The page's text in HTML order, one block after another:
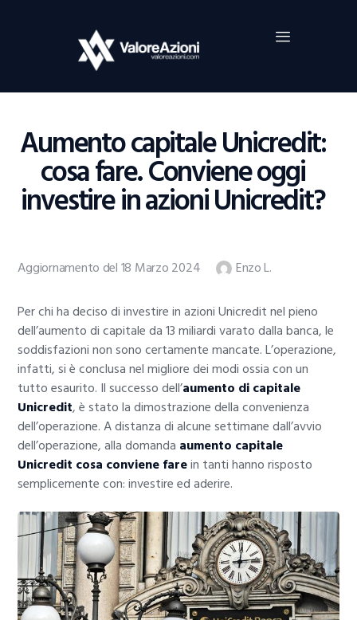
Aumento capitale Unicredit:
cosa fare. Conviene oggi
investire in azioni Unicredit?
Home
Investimenti
Borsa
Guide Al Trading
Criptovalute
Aggiornamento del 18 Marzo 2024 Enzo L.
Per chi ha deciso di investire in azioni Unicredit nel pieno
dell’aumento di capitale da 13 miliardi varato dalla banca, le
soddisfazioni non sono certamente mancate. L’operazione,
infatti, si è conclusa nel migliore dei modi ossia con un
tutto esaurito. Il successo dell’aumento di capitale
Unicredit, è stato la dimostrazione della convenienza
dell’operazione. A distanza di alcune settimane dall’avvio
dell’operazione, alla domanda aumento capitale
Unicredit cosa conviene farein tanti hanno risposto
semplicemente con: investire ed aderire.